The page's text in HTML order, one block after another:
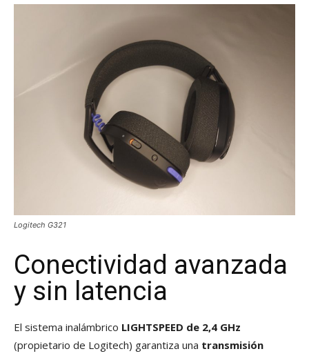
Logitech G321
Conectividad avanzada
y sin latencia
El sistema inalámbrico LIGHTSPEED de 2,4 GHz
(propietario de Logitech) garantiza una transmisión